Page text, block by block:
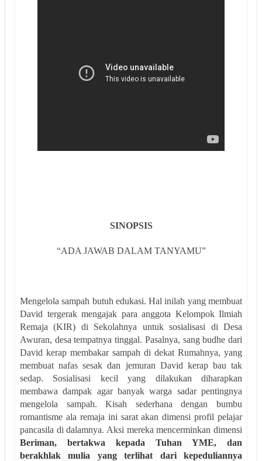
SINOPSIS
“ADA JAWAB DALAM TANYAMU”
Mengelola sampah butuh edukasi. Hal inilah yang membuat
David tergerak mengajak para anggota Kelompok Ilmiah
Remaja (KIR) di Sekolahnya untuk sosialisasi di Desa
Awuran, desa tempatnya tinggal. Pasalnya, sang budhe dari
David kerap membakar sampah di dekat Rumahnya, yang
membuat nafas sesak dan jemuran David kerap bau tak
sedap. Sosialisasi kecil yang dilakukan diharapkan
membawa dampak agar banyak warga sadar pentingnya
mengelola sampah. Kisah sederhana dengan bumbu
romantisme ala remaja ini sarat akan dimensi profil pelajar
pancasila di dalamnya. Aksi mereka mencerminkan dimensi
Beriman, bertakwa kepada Tuhan YME, dan
berakhlak mulia yang terlihat dari kepeduliannya